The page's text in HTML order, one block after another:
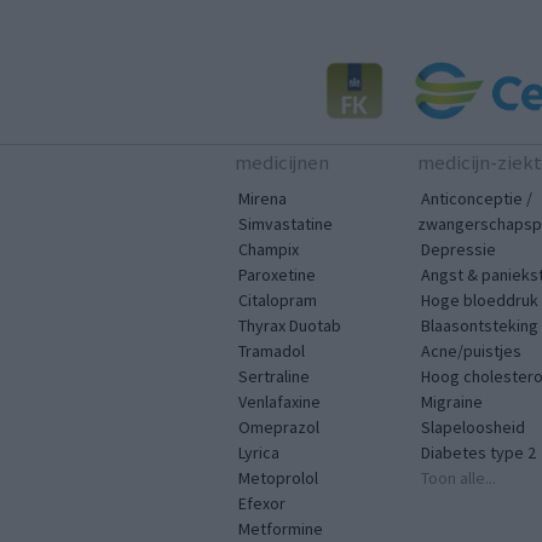
medicijnen
Mirena
Simvastatine
Champix
Paroxetine
Citalopram
Thyrax Duotab
Tramadol
Sertraline
Venlafaxine
Omeprazol
Lyrica
Metoprolol
Efexor
Metformine
medicijn-
Anticonceptie /
Depressie
Angst &
Hoge bloeddruk
Blaasontsteking
Acne/puistjes
Hoog
Migraine
Slapeloosheid
Diabetes type 2
Toon alle...